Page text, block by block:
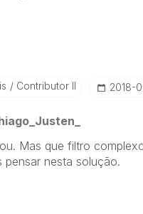
Contributor II ‎2018-
Mas que filtro
pensar nesta solução.